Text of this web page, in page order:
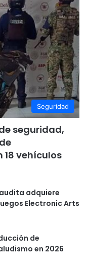
Seguridad
seguridad,
vehículos
adquiere
Electronic Arts
de
en 2026